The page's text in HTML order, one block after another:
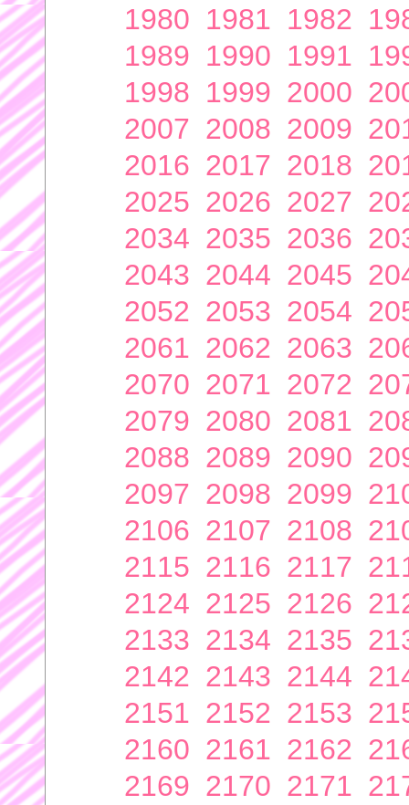
1980 1981 1982
1989 1990 1991
1998 1999 2000
2007 2008 2009
2016 2017 2018
2025 2026 2027
2034 2035 2036
2043 2044 2045
2052 2053 2054
2061 2062 2063
2070 2071 2072
2079 2080 2081
2088 2089 2090
2097 2098 2099
2106 2107 2108
2115 2116 2117
2124 2125 2126
2133 2134 2135
2142 2143 2144
2151 2152 2153
2160 2161 2162
2169 2170 2171